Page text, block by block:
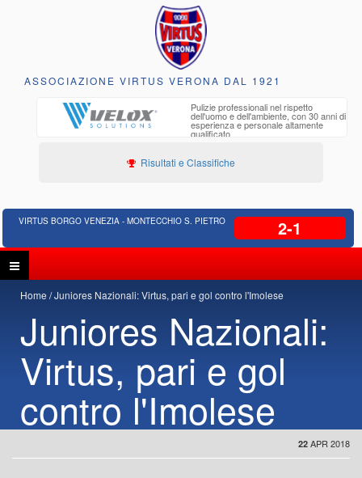
ASSOCIAZIONE VIRTUS VERONA DAL 1921
Pulizie professionali nel rispetto
dell'uomo e dell'ambiente, con 30 anni di
esperienza e personale altamente
qualificato
Risultati e Classifiche
VIRTUS BORGO VENEZIA - MONTECCHIO S. PIETRO 2-1
Home Juniores Nazionali: Virtus, pari e gol contro l'Imolese
Juniores Nazionali:
Virtus, pari e gol
contro l'Imolese
22 APR 2018